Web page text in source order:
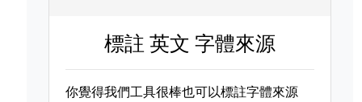
標註英文 字體來源
你覺得我們工具很棒也可以標註字體來源